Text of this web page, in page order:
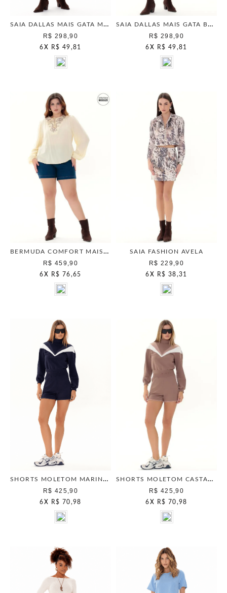
SAIA DALLAS MAIS GATA MARINHO
R$ 298,90
6 X R$ 49,81
SAIA DALLAS MAIS GATA BEGE ESCANDINAVO
R$ 298,90
6 X R$ 49,81
BERMUDA COMFORT MAIS GATA UNICA
R$ 459,90
6X R$ 76,65
SAIA FASHION AVELA
R$ 229,90
6X R$ 38,31
SHORTS MOLETOM MARINHO
R$ 425,90
6 X R$ 70,98
SHORTS MOLETOM CASTANHO
R$ 425,90
6 X R$ 70,98